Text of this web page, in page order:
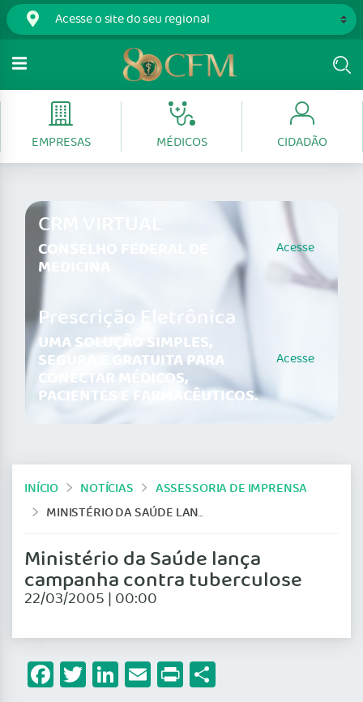
EMPRESAS MÉDICOS CIDADÃO
CRM VIRTUAL
CONSELHO FEDERAL DE
MEDICINA
Acesse
Prescrição Eletrônica
UMA SOLUÇÃO SIMPLES,
SEGURA E GRATUITA PARA
CONECTAR MÉDICOS,
PACIENTES E FARMACÊUTICOS.
Acesse
INÍCIO NOTÍCIAS
ASSESSORIA DE IMPRENSA
MINISTÉRIO DA SAÚDE LANÇA CAMPANHA CONTRA TUBERCULOSE
Ministério da Saúde lança
campanha contra tuberculose
22/03/2005 | 00:00
Facebook
Twitter
LinkedIn
Email
Print